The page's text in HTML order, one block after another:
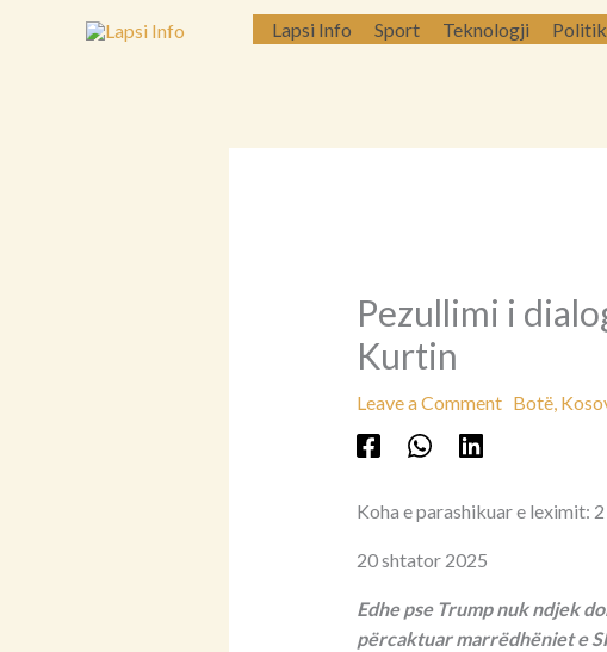
Lapsi Info Sport Teknologji
Pezullimi i
Kurtin
Leave a Comment Botë,
Koha e parashikuar e leximit:
20 shtator 2025
Edhe pse Trump nuk ndjek
përcaktuar marrëdhëniet e